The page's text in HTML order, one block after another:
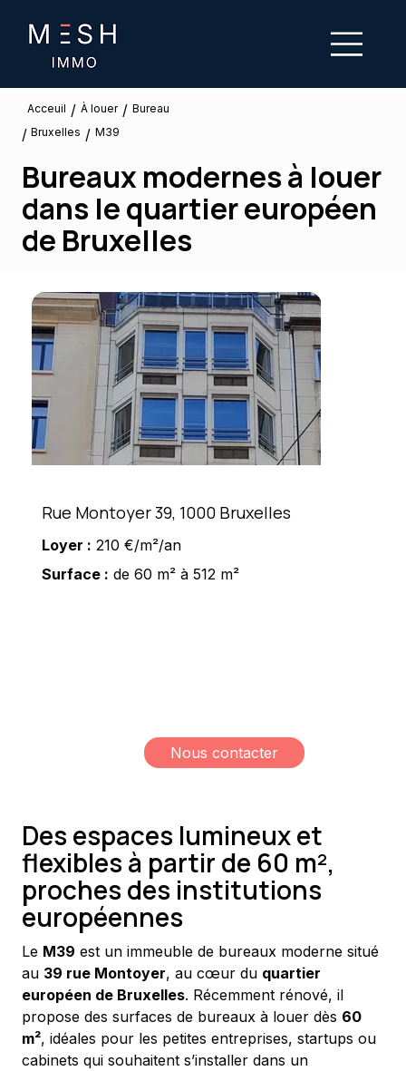
Acceuil / À louer / Bureau
/ Bruxelles / M39
Bureaux modernes à louer
dans le quartier européen
de Bruxelles
Rue Montoyer 39, 1000 Bruxelles
Loyer : 210 €/m²/an
Surface : de 60 m² à 512 m²
Nous contacter
Des espaces lumineux et
flexibles à partir de 60 m²,
proches des institutions
européennes
Le M39 est un immeuble de bureaux moderne situé
au 39 rue Montoyer, au cœur du quartier
européen de Bruxelles. Récemment rénové, il
propose des surfaces de bureaux à louer dès 60
m², idéales pour les petites entreprises, startups ou
cabinets qui souhaitent s’installer dans un